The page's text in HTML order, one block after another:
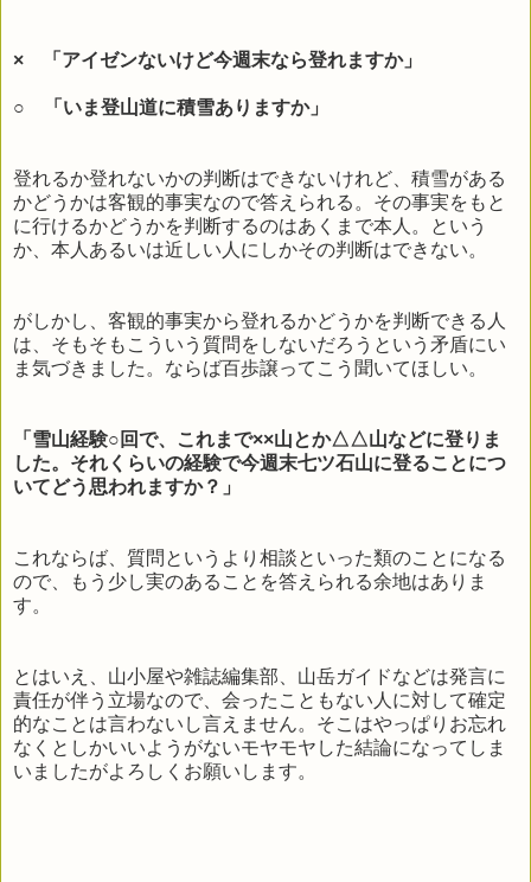
× 「アイゼンないけど今週末なら登れますか」
○ 「いま登山道に積雪ありますか」
登れるか登れないかの判断はできないけれど、積雪がある
かどうかは客観的事実なので答えられる。その事実をもと
に行けるかどうかを判断するのはあくまで本人。という
か、本人あるいは近しい人にしかその判断はできない。
がしかし、客観的事実から登れるかどうかを判断できる人
は、そもそもこういう質問をしないだろうという矛盾にい
ま気づきました。ならば百歩譲ってこう聞いてほしい。
「雪山経験○回で、これまで××山とか△△山などに登りま
した。それくらいの経験で今週末七ツ石山に登ることにつ
いてどう思われますか？」
これならば、質問というより相談といった類のことになる
ので、もう少し実のあることを答えられる余地はありま
す。
とはいえ、山小屋や雑誌編集部、山岳ガイドなどは発言に
責任が伴う立場なので、会ったこともない人に対して確定
的なことは言わないし言えません。そこはやっぱりお忘れ
なくとしかいいようがないモヤモヤした結論になってしま
いましたがよろしくお願いします。